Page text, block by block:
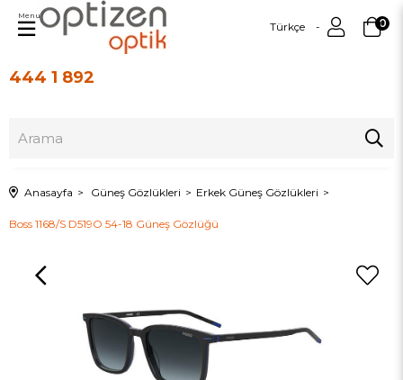
444 1 892
Türkçe 0
Menu
Anasayfa Güneş Gözlükleri Erkek Güneş Gözlükleri
Boss 1168/S D519O 54-18 Güneş Gözlüğü